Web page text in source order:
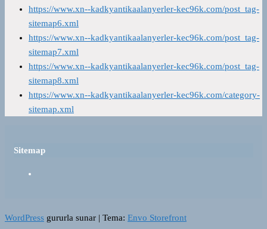
https://www.xn--kadkyantikaalanyerler-kec96k.com/post_tag-
sitemap6.xml
https://www.xn--kadkyantikaalanyerler-kec96k.com/post_tag-
sitemap7.xml
https://www.xn--kadkyantikaalanyerler-kec96k.com/post_tag-
sitemap8.xml
https://www.xn--kadkyantikaalanyerler-kec96k.com/category-
sitemap.xml
Sitemap
WordPress gururla sunar | Tema: Envo Storefront